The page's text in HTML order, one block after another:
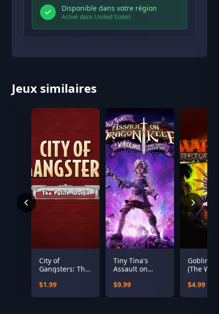
Disponible dans votre région
Activé dans United States
Jeux similaires
City of
Gangsters: The
$1.99
Tiny Tina's
Assault on
Wonderlands
$9.99
Goblin
(The
$4.99